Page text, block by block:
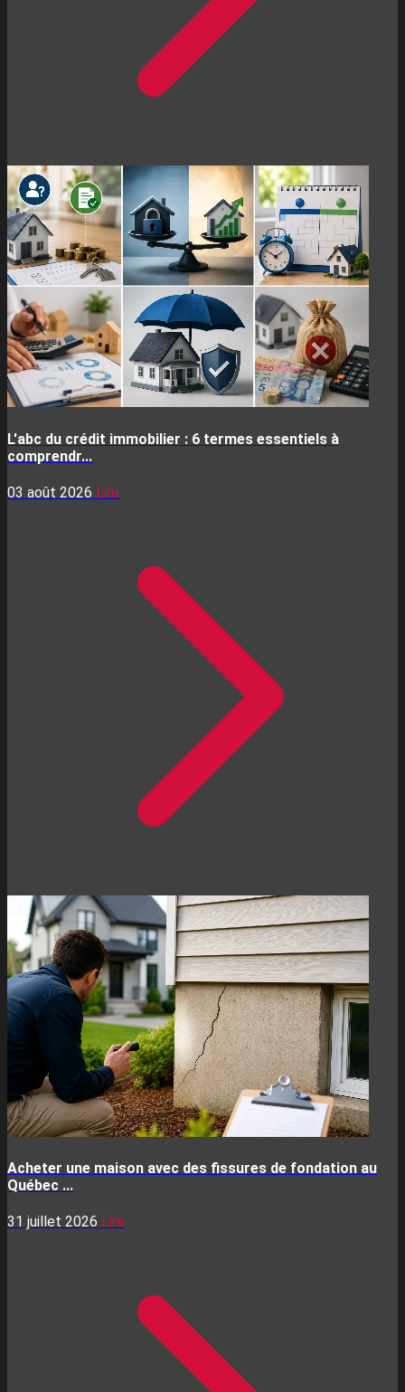
L'abc du crédit immobilier : 6 termes essentiels à
comprendr...
03 août 2026 Lire
Acheter une maison avec des fissures de fondation au
Québec ...
31 juillet 2026 Lire